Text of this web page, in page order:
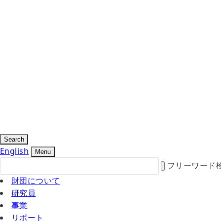
Search
English Menu
フリーワード
財団について
研究員
事業
リポート